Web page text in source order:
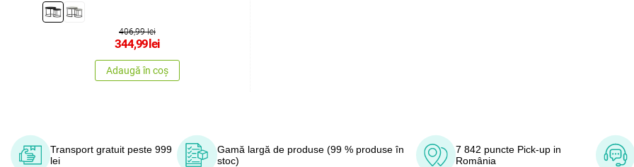
406,99 lei
344,99lei
Adaugă în coș
Transport gratuit peste 999
lei
Gamă largă de produse (99 % produse în
stoc)
7 842 puncte Pick-up in
România